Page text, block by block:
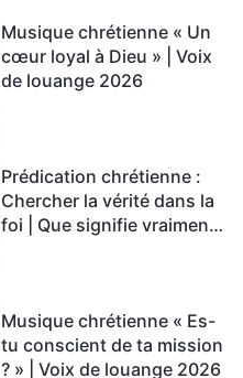
Musique chrétienne « Un
cœur loyal à Dieu » | Voix
de louange 2026
Prédication chrétienne :
Chercher la vérité dans la
foi | Que signifie vraiment
Musique chrétienne « Es-
tu conscient de ta mission
? » | Voix de louange 2026